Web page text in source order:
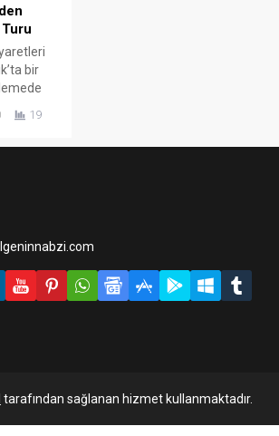
bir
ve
eğitim
19
tarafından sağlanan hizmet kullanmaktadır.